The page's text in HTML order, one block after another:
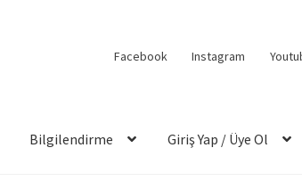
Facebook Instagram
Bilgilendirme Giriş Yap / Üye Ol